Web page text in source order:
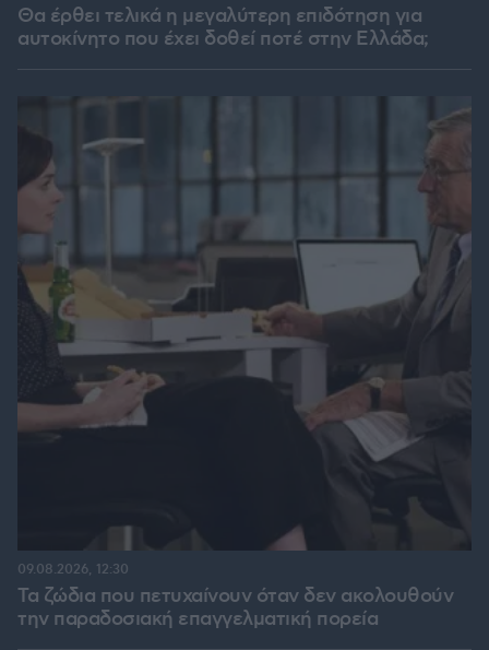
Θα έρθει τελικά η μεγαλύτερη επιδότηση για
αυτοκίνητο που έχει δοθεί ποτέ στην Ελλάδα;
Τα ζώδια που πετυχαίνουν όταν δεν ακολουθούν
την παραδοσιακή επαγγελματική πορεία
09.08.2026, 12:30